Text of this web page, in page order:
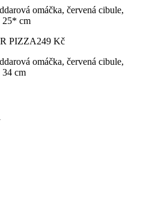
omáčka, červená cibule,
25* cm
PIZZA249 Kč
omáčka, červená cibule,
34 cm